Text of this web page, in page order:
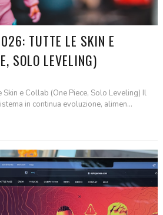
TUTTE LE SKIN E
SOLO LEVELING)
e Collab (One Piece, Solo Leveling) Il
in continua evoluzione, alimen...